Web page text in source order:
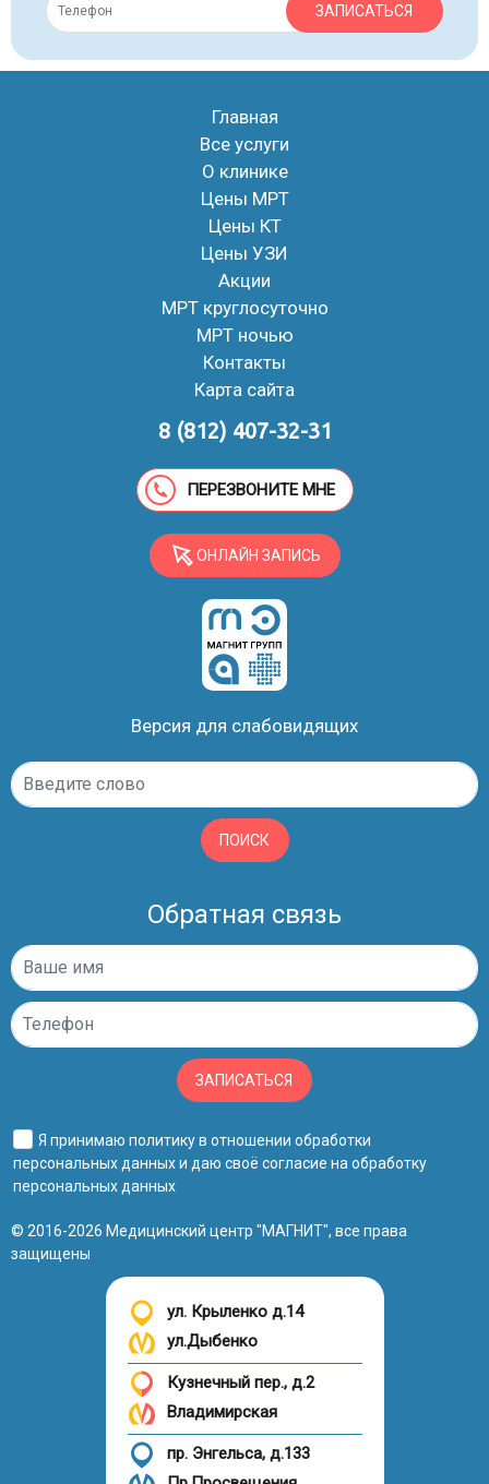
ЗАПИСАТЬСЯ
Главная
Все услуги
О клинике
Цены МРТ
Цены КТ
Цены УЗИ
Акции
МРТ круглосуточно
МРТ ночью
Контакты
Карта сайта
8 (812) 407-32-31
ПЕРЕЗВОНИТЕ МНЕ
ОНЛАЙН ЗАПИСЬ
Версия для слабовидящих
ПОИСК
Обратная связь
ЗАПИСАТЬСЯ
Я принимаю политику в отношении обработки
персональных данныхи даю своё согласие на обработку
персональных данных
© 2016-2026 Медицинский центр "МАГНИТ", все права
защищены
ул. Крыленко д.14
ул.Дыбенко
Кузнечный пер., д.2
Владимирская
пр. Энгельса, д.133